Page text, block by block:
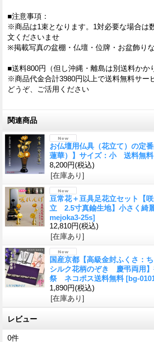
■注意事項：
※商品は1束となります。1対必要な場合は
文くださいませ
※掲載写真の盆棚・仏壇・位牌・お盆飾り
■送料800円（但し沖縄・離島は別送料かか
※商品代金合計3980円以上で送料無料サー
どうぞ、ご活用ください
関連商品
お仏壇用仏具（花立て）の定
蓮華）】サイズ：小 送料無料
8,200円(税込)
[在庫あり]
豆常花＋豆具足花立セット【
立 2.5寸真鍮生地】小さく綺
mejoka3-25s]
12,810円(税込)
[在庫あり]
国産京都【高級金封ふくさ：
シルク花柄のぞき 慶弔両用
祭 ネコポス送料無料 [bg-
1,890円(税込)
[在庫あり]
レビュー
0件